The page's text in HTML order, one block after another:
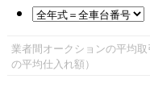
業者間オークションの平均
の平均仕入れ額）